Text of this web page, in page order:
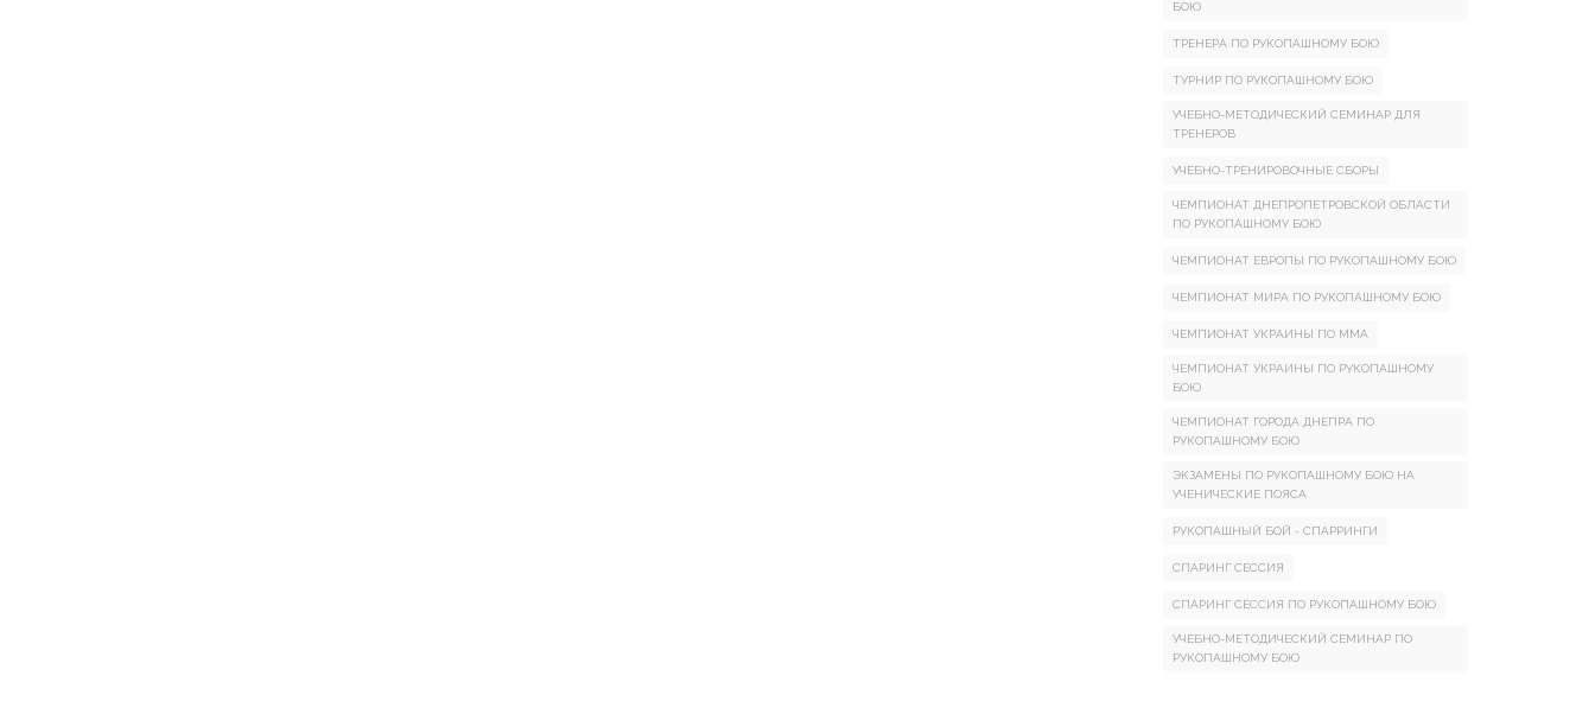
БОЮ
ТРЕНЕРА ПО РУКОПАШНОМУ БОЮ
ТУРНИР ПО РУКОПАШНОМУ БОЮ
УЧЕБНО-МЕТОДИЧЕСКИЙ СЕМИНАР ДЛЯ
ТРЕНЕРОВ
УЧЕБНО-ТРЕНИРОВОЧНЫЕ СБОРЫ
ЧЕМПИОНАТ ДНЕПРОПЕТРОВСКОЙ ОБЛАСТИ
ПО РУКОПАШНОМУ БОЮ
ЧЕМПИОНАТ ЕВРОПЫ ПО РУКОПАШНОМУ БОЮ
ЧЕМПИОНАТ МИРА ПО РУКОПАШНОМУ БОЮ
ЧЕМПИОНАТ УКРАИНЫ ПО ММА
ЧЕМПИОНАТ УКРАИНЫ ПО РУКОПАШНОМУ
БОЮ
ЧЕМПИОНАТ ГОРОДА ДНЕПРА ПО
РУКОПАШНОМУ БОЮ
ЭКЗАМЕНЫ ПО РУКОПАШНОМУ БОЮ НА
УЧЕНИЧЕСКИЕ ПОЯСА
РУКОПАШНЫЙ БОЙ - СПАРРИНГИ
СПАРИНГ СЕССИЯ
СПАРИНГ СЕССИЯ ПО РУКОПАШНОМУ БОЮ
УЧЕБНО-МЕТОДИЧЕСКИЙ СЕМИНАР ПО
РУКОПАШНОМУ БОЮ